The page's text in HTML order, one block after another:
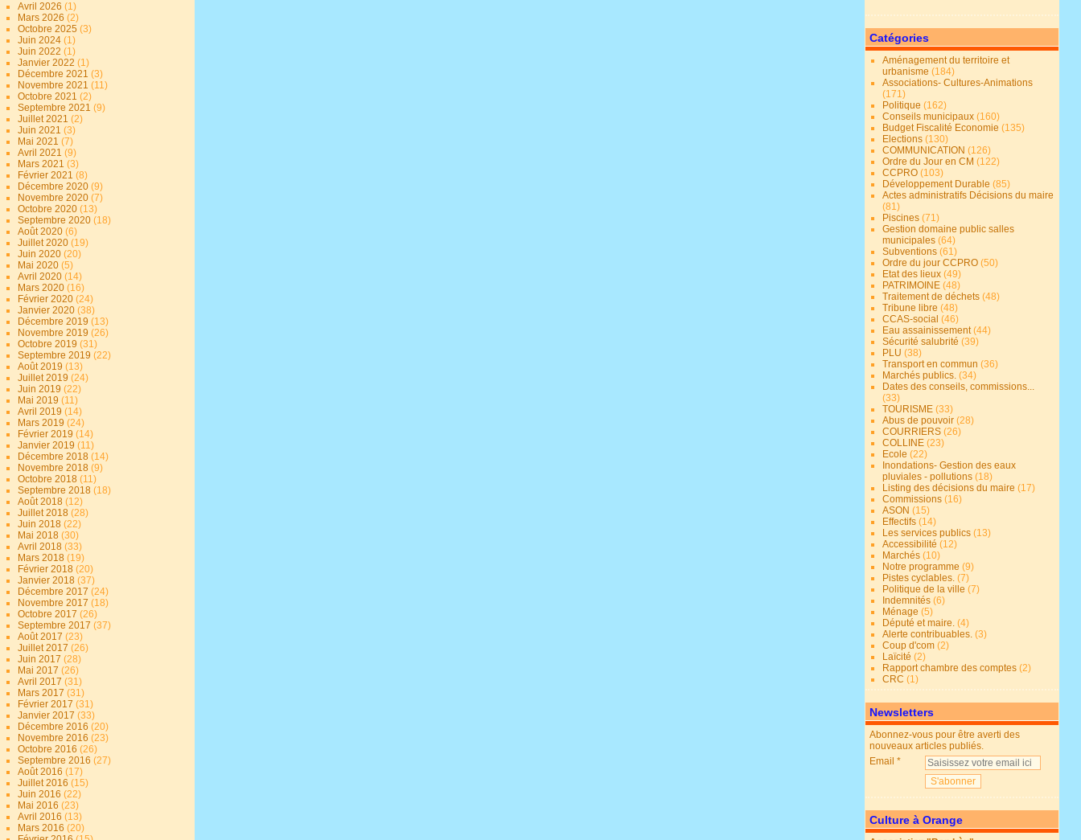
Avril 2026(1)
Mars 2026(2)
Octobre 2025(3)
Juin 2024(1)
Juin 2022(1)
Janvier 2022(1)
Décembre 2021(3)
Novembre 2021(11)
Octobre 2021(2)
Septembre 2021(9)
Juillet 2021(2)
Juin 2021(3)
Mai 2021(7)
Avril 2021(9)
Mars 2021(3)
Février 2021(8)
Décembre 2020(9)
Novembre 2020(7)
Octobre 2020(13)
Septembre 2020(18)
Août 2020(6)
Juillet 2020(19)
Juin 2020(20)
Mai 2020(5)
Avril 2020(14)
Mars 2020(16)
Février 2020(24)
Janvier 2020(38)
Décembre 2019(13)
Novembre 2019(26)
Octobre 2019(31)
Septembre 2019(22)
Août 2019(13)
Juillet 2019(24)
Juin 2019(22)
Mai 2019(11)
Avril 2019(14)
Mars 2019(24)
Février 2019(14)
Janvier 2019(11)
Décembre 2018(14)
Novembre 2018(9)
Octobre 2018(11)
Septembre 2018(18)
Août 2018(12)
Juillet 2018(28)
Juin 2018(22)
Mai 2018(30)
Avril 2018(33)
Mars 2018(19)
Février 2018(20)
Janvier 2018(37)
Décembre 2017(24)
Novembre 2017(18)
Octobre 2017(26)
Septembre 2017(37)
Août 2017(23)
Juillet 2017(26)
Juin 2017(28)
Mai 2017(26)
Avril 2017(31)
Mars 2017(31)
Février 2017(31)
Janvier 2017(33)
Décembre 2016(20)
Novembre 2016(23)
Octobre 2016(26)
Septembre 2016(27)
Août 2016(17)
Juillet 2016(15)
Juin 2016(22)
Mai 2016(23)
Avril 2016(13)
Mars 2016(20)
Catégories
Aménagement du territoire et
urbanisme (184)
Associations- Cultures-Animations
(171)
Politique (162)
Conseils municipaux (160)
Budget Fiscalité Economie (135)
Elections (130)
COMMUNICATION (126)
Ordre du Jour en CM (122)
CCPRO (103)
Développement Durable (85)
Actes administratifs Décisions du maire
(81)
Piscines (71)
Gestion domaine public salles
municipales (64)
Subventions (61)
Ordre du jour CCPRO (50)
Etat des lieux (49)
PATRIMOINE (48)
Traitement de déchets (48)
Tribune libre (48)
CCAS-social (46)
Eau assainissement(44)
Sécurité salubrité (39)
PLU (38)
Transport en commun (36)
Marchés publics. (34)
Dates des conseils, commissions...
(33)
TOURISME (33)
Abus de pouvoir (28)
COURRIERS (26)
COLLINE (23)
Ecole (22)
Inondations- Gestion des eaux
pluviales - pollutions (18)
Listing des décisions du maire (17)
Commissions (16)
ASON (15)
Effectifs (14)
Les services publics (13)
Accessibilité (12)
Marchés (10)
Notre programme (9)
Pistes cyclables. (7)
Politique de la ville (7)
Indemnités (6)
Ménage (5)
Député et maire. (4)
Alerte contribuables. (3)
Coup d'com (2)
Laïcité (2)
Rapport chambre des comptes (2)
CRC (1)
Newsletters
Abonnez-vous pour être averti des
nouveaux articles publiés.
Email
Culture à Orange